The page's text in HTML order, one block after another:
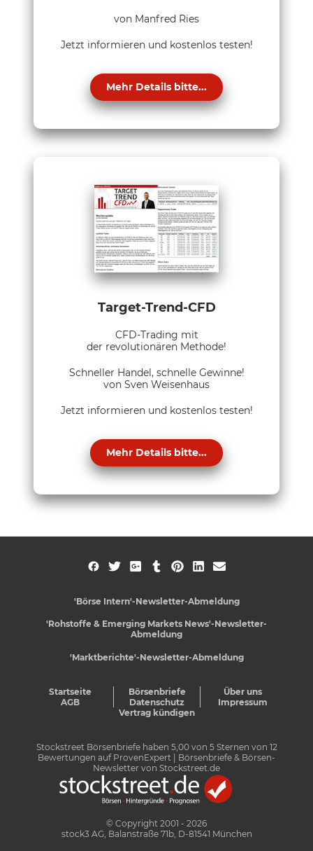
von Manfred Ries
Jetzt informieren und kostenlos testen!
Mehr Details bitte...
Target-Trend-CFD
CFD-Trading mit
der revolutionären Methode!
Schneller Handel, schnelle Gewinne!
von Sven Weisenhaus
Jetzt informieren und kostenlos testen!
Mehr Details bitte...
'Börse Intern'-Newsletter-Abmeldung
'Rohstoffe & Emerging Markets News'-Newsletter-
Abmeldung
'Marktberichte'-Newsletter-Abmeldung
Startseite Börsenbriefe
Über uns
AGB
Datenschutz
Impressum
Vertrag kündigen
Stockstreet Börsenbriefe haben 5,00von 5Sternen von 12
Bewertungen auf ProvenExpert
| Börsenbriefe & Börsen-
Newsletter von Stockstreet.de
© Copyright 2001 - 2026
stock3 AG, Balanstraße 71b, D-81541 München